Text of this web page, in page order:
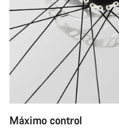
Máximo control